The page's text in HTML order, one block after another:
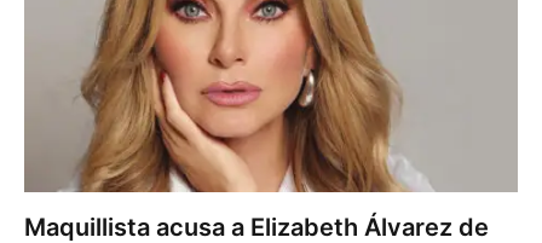
Maquillista acusa a Elizabeth Álvarez de